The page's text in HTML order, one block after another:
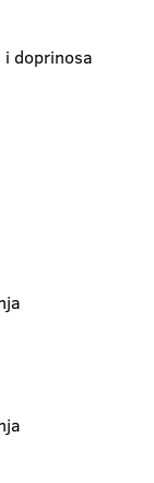
i doprinosa